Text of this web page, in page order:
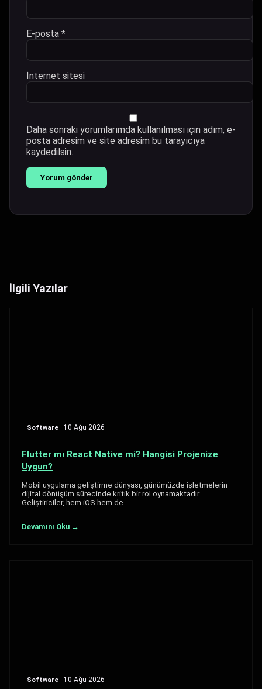
E-posta *
İnternet sitesi
Daha sonraki yorumlarımda kullanılması için adım, e-
posta adresim ve site adresim bu tarayıcıya
kaydedilsin.
İlgili Yazılar
Software 10 Ağu 2026
Flutter mı React Native mi? Hangisi Projenize
Uygun?
Mobil uygulama geliştirme dünyası, günümüzde işletmelerin
dijital dönüşüm sürecinde kritik bir rol oynamaktadır.
Geliştiriciler, hem iOS hem de…
Devamını Oku →
Software 10 Ağu 2026